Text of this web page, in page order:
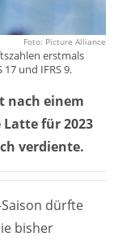
Foto: Picture Alliance
erstmals
und IFRS 9.
nach einem
für 2023
verdiente.
dürfte
bisher